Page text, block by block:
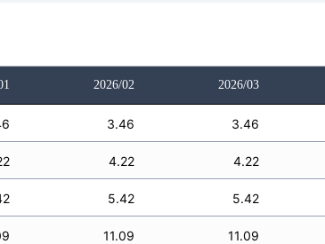
2026/02 2026/03
3.46 3.46
4.22 4.22
5.42 5.42
11.09 11.09